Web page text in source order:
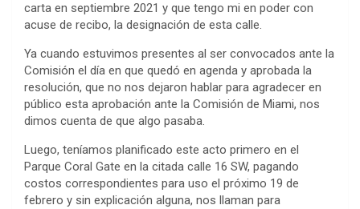
carta en septiembre 2021 y que tengo mi en poder con
acuse de recibo, la designación de esta calle.
Ya cuando estuvimos presentes al ser convocados ante la
Comisión el día en que quedó en agenda y aprobada la
resolución, que no nos dejaron hablar para agradecer en
público esta aprobación ante la Comisión de Miami, nos
dimos cuenta de que algo pasaba.
Luego, teníamos planificado este acto primero en el
Parque Coral Gate en la citada calle 16 SW, pagando
costos correspondientes para uso el próximo 19 de
febrero y sin explicación alguna, nos llaman para